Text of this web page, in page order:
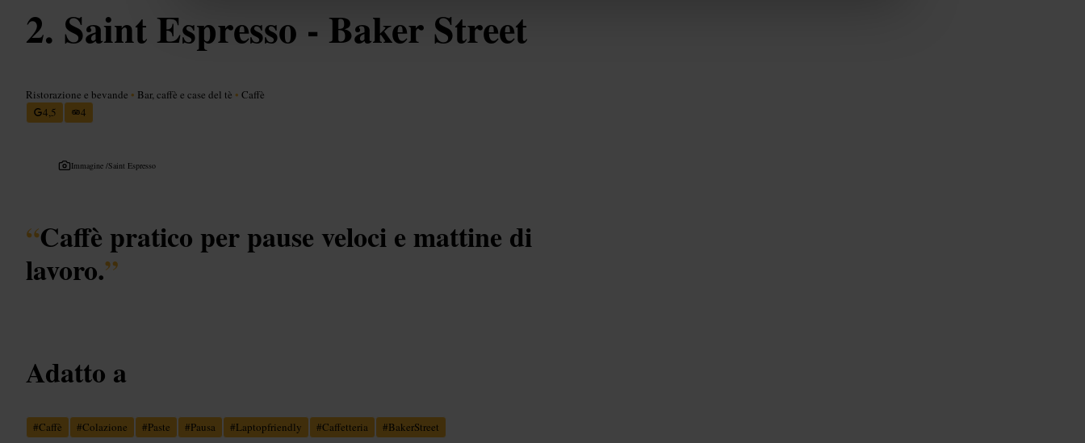
Saint Espresso - Baker Street
Ristorazione e bevande • Bar, caffè e case del tè • Caffè
4,5
4
Immagine /Saint Espresso
“Caffè pratico per pause veloci e mattine di
lavoro.”
Adatto a
#Caffè #Colazione #Paste #Pausa #Laptopfriendly #Caffetteria #BakerStreet